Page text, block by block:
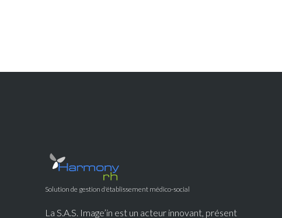
Solution de gestion d'établissement médico-social
La S.A.S. Image’in est un acteur innovant, présent